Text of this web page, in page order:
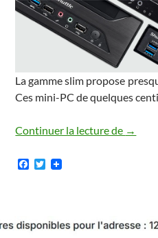
La gamme slim propose
Ces mini-PC de quelques
Continuer la lecture de →
F
o
T
e
r